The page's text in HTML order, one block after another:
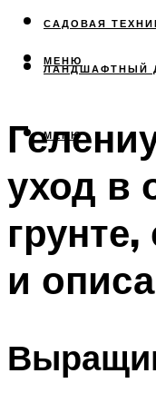
САДОВАЯ
ЛАНДШАФТНЫЙ
МЕНЮ
МЕНЮ
уход в
и